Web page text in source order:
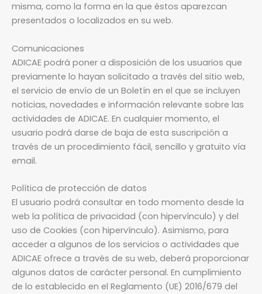
misma, como la forma en la que éstos aparezcan
presentados o localizados en su web.
Comunicaciones
ADICAE podrá poner a disposición de los usuarios que
previamente lo hayan solicitado a través del sitio web,
el servicio de envío de un Boletín en el que se incluyen
noticias, novedades e información relevante sobre las
actividades de ADICAE. En cualquier momento, el
usuario podrá darse de baja de esta suscripción a
través de un procedimiento fácil, sencillo y gratuito vía
email.
Política de protección de datos
El usuario podrá consultar en todo momento desde la
web la política de privacidad (con hipervínculo) y del
uso de Cookies (con hipervínculo). Asimismo, para
acceder a algunos de los servicios o actividades que
ADICAE ofrece a través de su web, deberá proporcionar
algunos datos de carácter personal. En cumplimiento
de lo establecido en el Reglamento (UE) 2016/679 del